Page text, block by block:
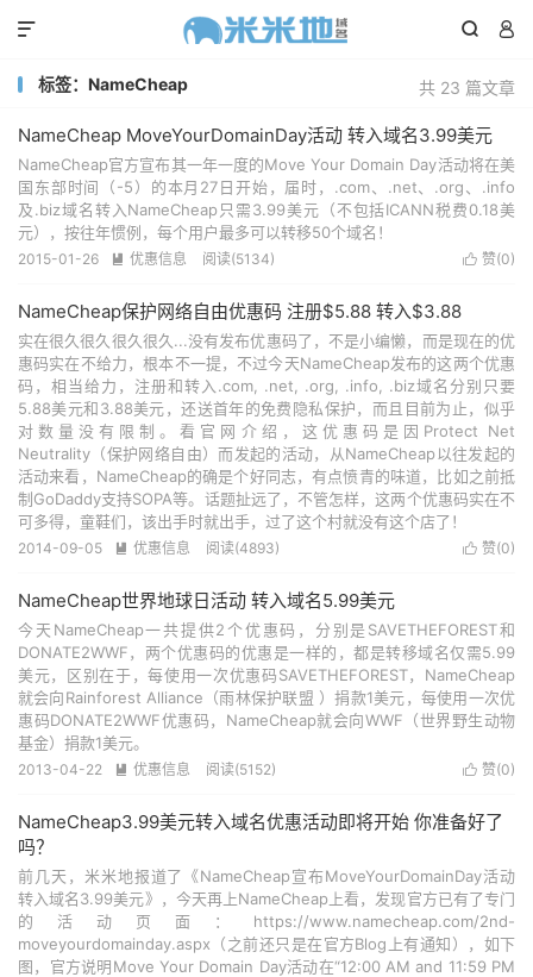
 

共 23 篇文章
标签：NameCheap
NameCheap MoveYourDomainDay活动 转入域名3.99美元
NameCheap官方宣布其一年一度的Move Your Domain Day活动将在美
国东部时间（-5）的本月27日开始，届时，.com、.net、.org、.info
及.biz域名转入NameCheap只需3.99美元（不包括ICANN税费0.18美
元），按往年惯例，每个用户最多可以转移50个域名！
 赞(0)
2015-01-26  优惠信息 阅读(5134)
NameCheap保护网络自由优惠码 注册$5.88 转入$3.88
实在很久很久很久很久...没有发布优惠码了，不是小编懒，而是现在的优
惠码实在不给力，根本不一提，不过今天NameCheap发布的这两个优惠
码，相当给力，注册和转入.com, .net, .org, .info, .biz域名分别只要
5.88美元和3.88美元，还送首年的免费隐私保护，而且目前为止，似乎
对数量没有限制。看官网介绍，这优惠码是因Protect Net
Neutrality（保护网络自由）而发起的活动，从NameCheap以往发起的
活动来看，NameCheap的确是个好同志，有点愤青的味道，比如之前抵
制GoDaddy支持SOPA等。话题扯远了，不管怎样，这两个优惠码实在不
可多得，童鞋们，该出手时就出手，过了这个村就没有这个店了！
 赞(0)
2014-09-05  优惠信息 阅读(4893)
NameCheap世界地球日活动 转入域名5.99美元
今天NameCheap一共提供2个优惠码，分别是SAVETHEFOREST和
DONATE2WWF，两个优惠码的优惠是一样的，都是转移域名仅需5.99
美元，区别在于，每使用一次优惠码SAVETHEFOREST，NameCheap
就会向Rainforest Alliance（雨林保护联盟 ）捐款1美元，每使用一次优
惠码DONATE2WWF优惠码，NameCheap就会向WWF（世界野生动物
基金）捐款1美元。
 赞(0)
2013-04-22  优惠信息 阅读(5152)
NameCheap3.99美元转入域名优惠活动即将开始 你准备好了
吗？
前几天，米米地报道了《NameCheap宣布MoveYourDomainDay活动
转入域名3.99美元》，今天再上NameCheap上看，发现官方已有了专门
的活动页面：https://www.namecheap.com/2nd-
moveyourdomainday.aspx（之前还只是在官方Blog上有通知），如下
图，官方说明Move Your Domain Day活动在“12:00 AM and 11:59 PM